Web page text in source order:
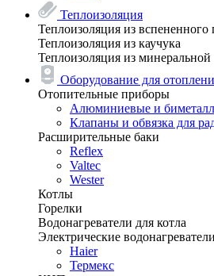
Теплоизоляция
Теплоизоляция из вспененного
Теплоизоляция из каучука
Теплоизоляция из минеральной
Оборудование для
Отопительные приборы
Алюминиевые и
Клапаны и обвязка для
Расширительные баки
Reflex
Valtec
Wester
Котлы
Горелки
Водонагреватели для котла
Электрические водонагреватели
Haier
Термекс